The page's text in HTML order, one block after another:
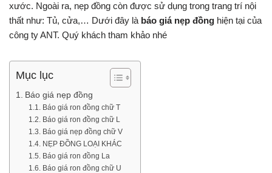
xước. Ngoài ra, nẹp đồng còn được sử dụng trong trang trí nội
thất như: Tủ, cửa,… Dưới đây là báo giá nẹp đồng hiện tại của
công ty ANT. Quý khách tham khảo nhé
Mục lục
Báo giá nẹp đồng
Báo giá ron đồng chữ T
Báo giá ron đồng chữ L
Báo giá nẹp đồng chữ V
NẸP ĐỒNG LOẠI KHÁC
Báo giá ron đồng La
Báo giá ron đồng chữ U